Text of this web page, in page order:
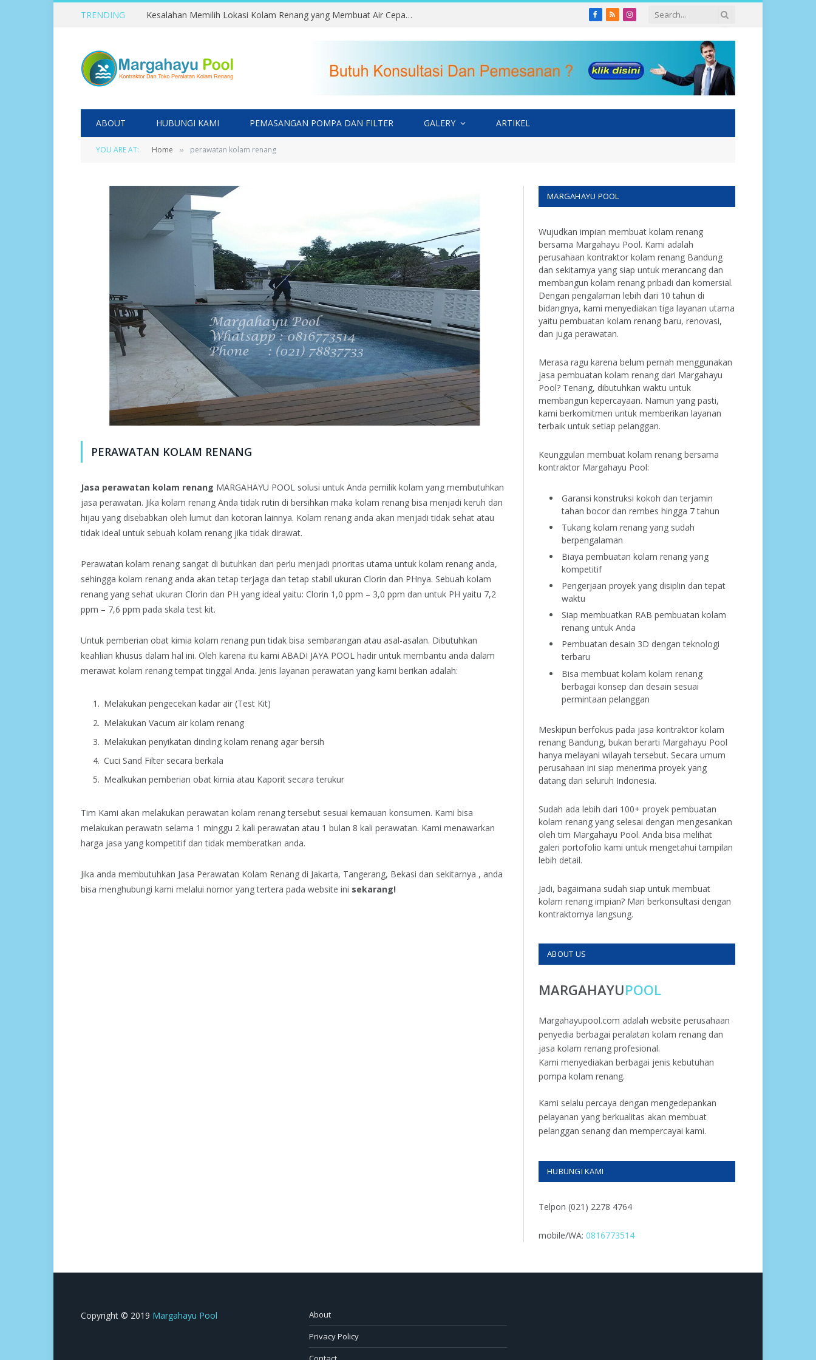
TRENDING Kesalahan Memilih Lokasi Kolam Renang yang Membuat Air Cepat Kotor Facebook
RSSInstagram
ABOUT HUBUNGI KAMI PEMASANGAN POMPA DAN FILTER GALERY ARTIKEL
YOU ARE AT: Home » perawatan kolam renang
PERAWATAN KOLAM RENANG
Jasa perawatan kolam renang MARGAHAYU POOL solusi untuk Anda pemilik kolam yang membutuhkan
jasa perawatan. Jika kolam renang Anda tidak rutin di bersihkan maka kolam renang bisa menjadi keruh dan
hijau yang disebabkan oleh lumut dan kotoran lainnya. Kolam renang anda akan menjadi tidak sehat atau
tidak ideal untuk sebuah kolam renang jika tidak dirawat.
Perawatan kolam renang sangat di butuhkan dan perlu menjadi prioritas utama untuk kolam renang anda,
sehingga kolam renang anda akan tetap terjaga dan tetap stabil ukuran Clorin dan PHnya. Sebuah kolam
renang yang sehat ukuran Clorin dan PH yang ideal yaitu: Clorin 1,0 ppm – 3,0 ppm dan untuk PH yaitu 7,2
ppm – 7,6 ppm pada skala test kit.
Untuk pemberian obat kimia kolam renang pun tidak bisa sembarangan atau asal-asalan. Dibutuhkan
keahlian khusus dalam hal ini. Oleh karena itu kami ABADI JAYA POOL hadir untuk membantu anda dalam
merawat kolam renang tempat tinggal Anda. Jenis layanan perawatan yang kami berikan adalah:
Melakukan pengecekan kadar air (Test Kit)
Melakukan Vacum air kolam renang
Melakukan penyikatan dinding kolam renang agar bersih
Cuci Sand Filter secara berkala
Mealkukan pemberian obat kimia atau Kaporit secara terukur
Tim Kami akan melakukan perawatan kolam renang tersebut sesuai kemauan konsumen. Kami bisa
melakukan perawatn selama 1 minggu 2 kali perawatan atau 1 bulan 8 kali perawatan. Kami menawarkan
harga jasa yang kompetitif dan tidak memberatkan anda.
Jika anda membutuhkan Jasa Perawatan Kolam Renang di Jakarta, Tangerang, Bekasi dan sekitarnya , anda
bisa menghubungi kami melalui nomor yang tertera pada website ini sekarang!
MARGAHAYU POOL
Wujudkan impian membuat kolam renang
bersama Margahayu Pool. Kami adalah
perusahaan kontraktor kolam renang Bandung
dan sekitarnya yang siap untuk merancang dan
membangun kolam renang pribadi dan komersial.
Dengan pengalaman lebih dari 10 tahun di
bidangnya, kami menyediakan tiga layanan utama
yaitu pembuatan kolam renang baru, renovasi,
dan juga perawatan.
Merasa ragu karena belum pernah menggunakan
jasa pembuatan kolam renang dari Margahayu
Pool? Tenang, dibutuhkan waktu untuk
membangun kepercayaan. Namun yang pasti,
kami berkomitmen untuk memberikan layanan
terbaik untuk setiap pelanggan.
Keunggulan membuat kolam renang bersama
kontraktor Margahayu Pool:
Garansi konstruksi kokoh dan terjamin
tahan bocor dan rembes hingga 7 tahun
Tukang kolam renang yang sudah
berpengalaman
Biaya pembuatan kolam renang yang
kompetitif
Pengerjaan proyek yang disiplin dan tepat
waktu
Siap membuatkan RAB pembuatan kolam
renang untuk Anda
Pembuatan desain 3D dengan teknologi
terbaru
Bisa membuat kolam kolam renang
berbagai konsep dan desain sesuai
permintaan pelanggan
Meskipun berfokus pada jasa kontraktor kolam
renang Bandung, bukan berarti Margahayu Pool
hanya melayani wilayah tersebut. Secara umum
perusahaan ini siap menerima proyek yang
datang dari seluruh Indonesia.
Sudah ada lebih dari 100+ proyek pembuatan
kolam renang yang selesai dengan mengesankan
oleh tim Margahayu Pool. Anda bisa melihat
galeri portofolio kami untuk mengetahui tampilan
lebih detail.
Jadi, bagaimana sudah siap untuk membuat
kolam renang impian? Mari berkonsultasi dengan
kontraktornya langsung.
ABOUT US
MARGAHAYUPOOL
Margahayupool.com adalah website perusahaan
penyedia berbagai peralatan kolam renang dan
jasa kolam renang profesional.
Kami menyediakan berbagai jenis kebutuhan
pompa kolam renang.
Kami selalu percaya dengan mengedepankan
pelayanan yang berkualitas akan membuat
pelanggan senang dan mempercayai kami.
HUBUNGI KAMI
Telpon (021) 2278 4764
mobile/WA: 0816773514
Copyright © 2019 Margahayu Pool
About
Privacy Policy